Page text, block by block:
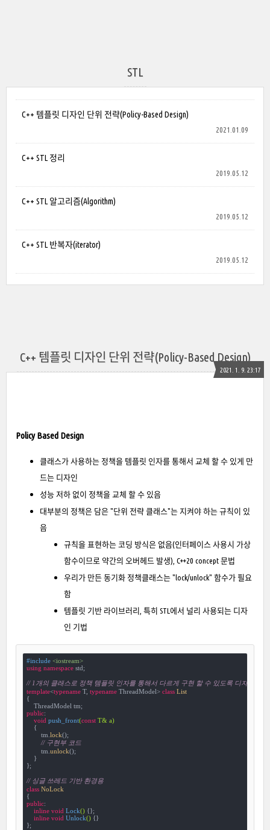
STL
C++ 템플릿 디자인 단위 전략(Policy-Based Design)
2021.01.09
C++ STL 정리
2019.05.12
C++ STL 알고리즘(Algorithm)
2019.05.12
C++ STL 반복자(iterator)
2019.05.12
C++ 템플릿 디자인 단위 전략(Policy-Based Design)
2021. 1. 9. 23:17
Policy Based Design
클래스가 사용하는 정책을 템플릿 인자를 통해서 교체 할 수 있게 만
드는 디자인
성능 저하 없이 정책을 교체 할 수 있음
대부분의 정책은 담은 "단위 전략 클래스"는 지켜야 하는 규칙이 있
음
규칙을 표현하는 코딩 방식은 없음(인터페이스 사용시 가상
함수이므로 약간의 오버헤드 발생), C++20 concept 문법
우리가 만든 동기화 정책클래스는 "lock/unlock" 함수가 필요
함
템플릿 기반 라이브러리, 특히 STL에서 널리 사용되는 디자
인 기법
#include <iostream>
using namespace std;
// 1개의 클래스로 정책 템플릿 인자를 통해서 다르게 구현 할 수 있도록 디자인
template<typename T, typename ThreadModel> class List
{
public:
void push_front(const T& a)
{
        tm.
lock();
// 구현부 코드
        tm.
unlock();
    }
};
// 싱글 쓰레드 기반 환경용
class NoLock
{
public:
inline void Lock() {};
inline void Unlock() {}
};